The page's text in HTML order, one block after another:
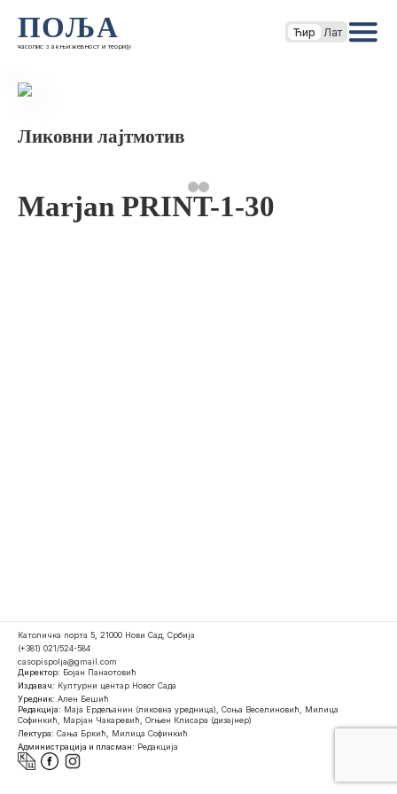
ПОЉА
часопис за књижевност и теорију
Ћир Лат
Ликовни лајтмотив
Marjan PRINT-1-30
Католичка порта 5, 21000 Нови Сад, Србија
(+381) 021/524-584
casopispolja@gmail.com
Директор: Бојан Панаотовић
Издавач: Културни центар Новог Сада
Уредник: Ален Бешић
Редакција: Маја Ердељанин (ликовна уредница), Соња Веселиновић, Милица
Софинкић, Марјан Чакаревић, Огњен Клисара (дизајнер)
Лектура: Сања Бркић, Милица Софинкић
Администрација и пласман: Редакција